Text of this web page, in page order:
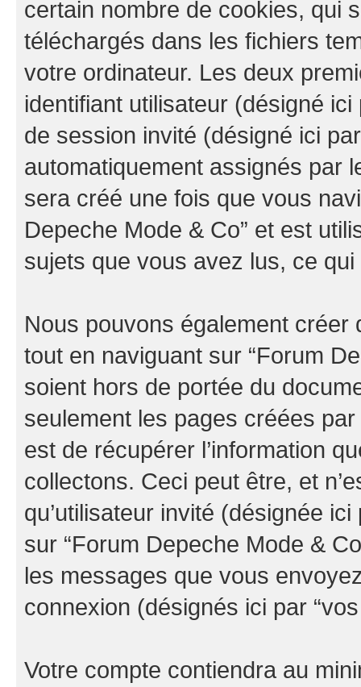
certain nombre de cookies, qui
téléchargés dans les fichiers
votre ordinateur. Les deux
identifiant utilisateur (désigné ici
de session invité (désigné ici
automatiquement assignés par
sera créé une fois que vous
Depeche Mode & Co” et est
sujets que vous avez lus, ce
Nous pouvons également
tout en naviguant sur “Forum
soient hors de portée du
seulement les pages créées
est de récupérer l’information
collectons. Ceci peut être, et
qu’utilisateur invité (désignée
sur “Forum Depeche Mode &
les messages que vous
connexion (désignés ici par
Votre compte contiendra au